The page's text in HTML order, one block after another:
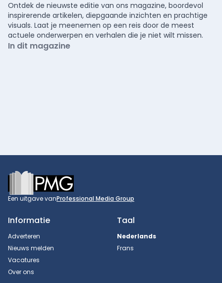
Ontdek de nieuwste editie van ons magazine, boordevol
inspirerende artikelen, diepgaande inzichten en prachtige
visuals. Laat je meenemen op een reis door de meest
actuele onderwerpen en verhalen die je niet wilt missen.
In dit magazine
Footer
Een uitgave vanProfessional Media Group
Informatie
Adverteren
Nieuws melden
Vacatures
Over ons
Taal
Nederlands
Frans